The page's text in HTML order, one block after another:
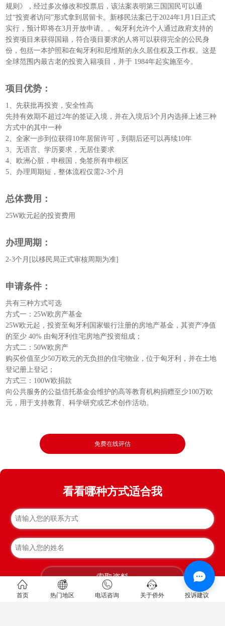
规则》，经过多次修改和投票后，该法案表明第三国国民可以通
过“投资者访问”形式拿到居留卡。新移民法案已于2024年1月1日正式
实行，预计即将在3月开放申请。。匈牙利允许个人通过政府支持的
投资项目来获得国籍，符合项目要求的人将可以获得完全的公民身
份，包括一本护照和在匈牙利和尼维斯的永久居住权及工作权。这是
全球范围内最古老的投资入籍项目，并于 1984年起实施至今。
项目优势：
1、先获批再投资，安全性高
先持有效期不超过2年的签证入境，并在入境后3个月内选择上述三种
方式中的其中一种
2、全家一步到位获得10年居留许可，到期后还可以再续10年
3、无语言、学历要求，无居住要求
4、欧洲心脏，申根国，免签所有申根区
5、办理周期短，整体流程仅需2-3个月
总体费用：
25W欧元起的投资费用
办理周期：
2-3个月[以移民局正式审核周期为准]
申请条件：
共有三种方式可选
方式一：25W欧房产基金
25W欧元起，投资至匈牙利国家银行注册的房地产基金，其资产净值
的至少 40% 由匈牙利住宅房地产投资组成；
方式二：50W欧房产
购买价值至少50万欧元的无负担的住宅物业，位于匈牙利，并在土地
登记册上登记；
方式三：100W欧捐款
向公共服务的公益信托基金会维护的高等教育机构捐赠至少100万欧
元，用于支持教育、科学研究或艺术创作活动。
免费在线评估
看看哪种方式适合我
索取资料
首页 热门地区 电话咨询 关于侨外 投诉建议